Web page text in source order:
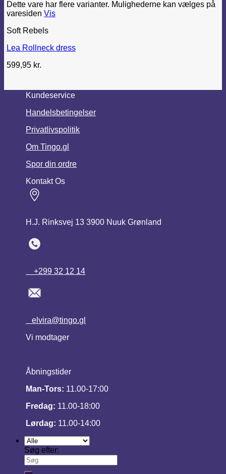
Dette vare har flere varianter. Mulighederne kan vælges på
varesiden Vis
Soft Rebels
Lea Rollneck dress
599,95 kr.
Kundeservice
Handelsbetingelser
Privatlivspolitik
Om Tingo.gl
Spor din ordre
Kontakt Os
H.J. Rinksvej 13 3900 Nuuk Grønland
+299 32 12 14
elvira@tingo.gl
Vi modtager
Åbningstider
Man-Tors: 11.00-17:00
Fredag: 11.00-18:00
Lørdag: 11.00-14:00
Søg efter: